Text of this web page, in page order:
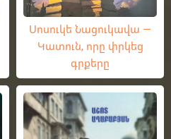
Սոսուկե Նացուկավա —
Կատուն, որը փրկեց
գրքերը